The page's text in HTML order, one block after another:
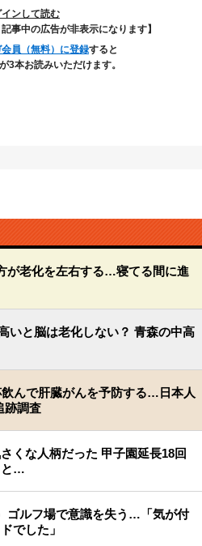
インして読む
事中の広告が非表示になります】
員（無料）に登録すると
3本お読みいただけます。
が老化を左右する…寝てる間に進
いと脳は老化しない？ 青森の中高
飲んで肝臓がんを予防する…日本人
跡調査
くな人柄だった 甲子園延長18回
と…
ゴルフ場で意識を失う…「気が付
でした」